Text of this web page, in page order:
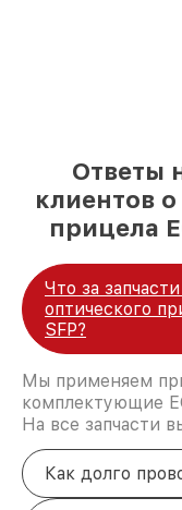
Ответы
клиентов
прицела
Что за
оптического
SFP?
Мы применяем
комплектующие
На все запчасти
Как долго